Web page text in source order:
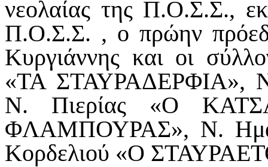
νεολαίας της Π.Ο.Σ.Σ.,
Π.Ο.Σ.Σ. , ο πρώην
Κυργιάννης και οι
«ΤΑ ΣΤΑΥΡΑΔΕΡΦΙΑ»,
Ν. Πιερίας «Ο
ΦΛΑΜΠΟΥΡΑΣ», Ν.
Κορδελιού «Ο